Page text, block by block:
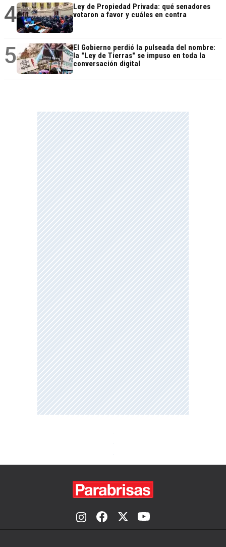
4
Ley de Propiedad Privada: qué senadores
votaron a favor y cuáles en contra
5
El Gobierno perdió la pulseada del nombre:
la "Ley de Tierras" se impuso en toda la
conversación digital